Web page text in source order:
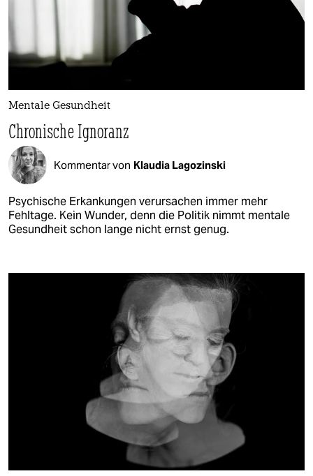
Mentale Gesundheit
Chronische Ignoranz
Kommentar von Klaudia Lagozinski
Psychische Erkankungen verursachen immer mehr
Fehltage. Kein Wunder, denn die Politik nimmt mentale
Gesundheit schon lange nicht ernst genug.